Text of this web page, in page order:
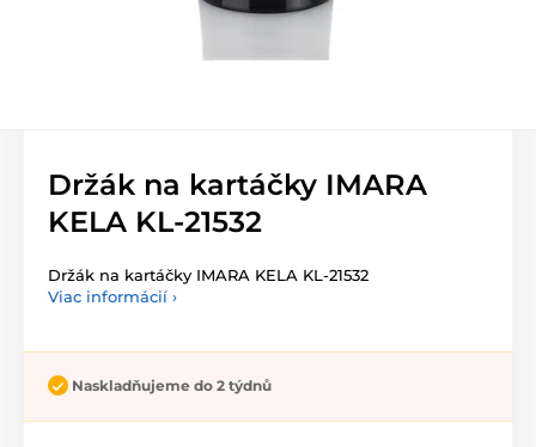
Držák na kartáčky IMARA
KELA KL-21532
Držák na kartáčky IMARA KELA KL-21532
Viac informácií ›
Naskladňujeme do 2 týdnů